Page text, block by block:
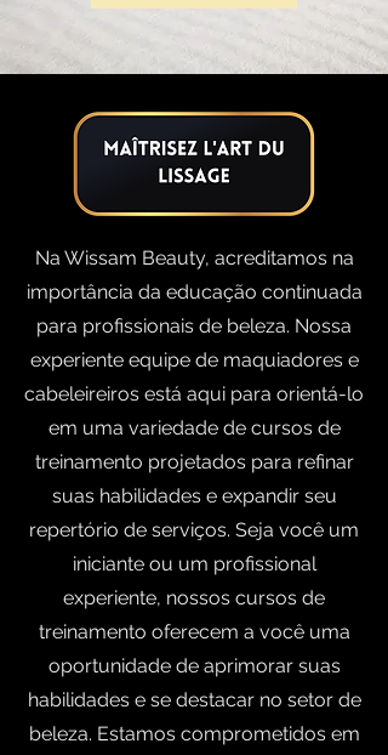
Na Wissam Beauty, acreditamos na
importância da educação continuada
para profissionais de beleza. Nossa
experiente equipe de maquiadores e
cabeleireiros está aqui para orientá-lo
em uma variedade de cursos de
treinamento projetados para refinar
suas habilidades e expandir seu
repertório de serviços. Seja você um
iniciante ou um profissional
experiente, nossos cursos de
treinamento oferecem a você uma
oportunidade de aprimorar suas
habilidades e se destacar no setor de
beleza. Estamos comprometidos em